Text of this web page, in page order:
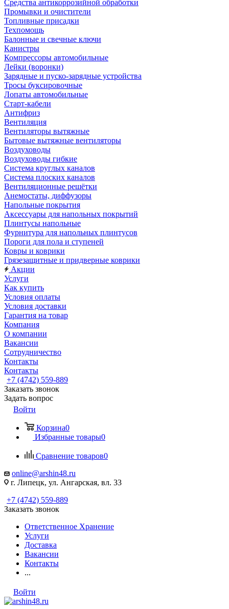
Средства антикоррозийной обработки
Промывки и очистители
Топливные присадки
Техпомощь
Балонные и свечные ключи
Канистры
Компрессоры автомобильные
Лейки (воронки)
Зарядные и пуско-зарядные устройства
Тросы буксировочные
Лопаты автомобильные
Старт-кабели
Антифриз
Вентиляция
Вентиляторы вытяжные
Бытовые вытяжные вентиляторы
Воздуховоды
Воздуховоды гибкие
Система круглых каналов
Система плоских каналов
Вентиляционные решётки
Анемостаты, диффузоры
Напольные покрытия
Аксессуары для напольных покрытий
Плинтусы напольные
Фурнитура для напольных плинтусов
Пороги для пола и ступеней
Ковры и коврики
Грязезащитные и придверные коврики
Акции
Услуги
Как купить
Условия оплаты
Условия доставки
Гарантия на товар
Компания
О компании
Вакансии
Сотрудничество
Контакты
Контакты
+7 (4742) 559-889
Заказать звонок
Задать вопрос
Войти
Корзина0
Избранные товары0
Сравнение товаров0
online@arshin48.ru
г. Липецк, ул. Ангарская, вл. 33
+7 (4742) 559-889
Заказать звонок
Ответственное Хранение
Услуги
Доставка
Вакансии
Контакты
...
Войти